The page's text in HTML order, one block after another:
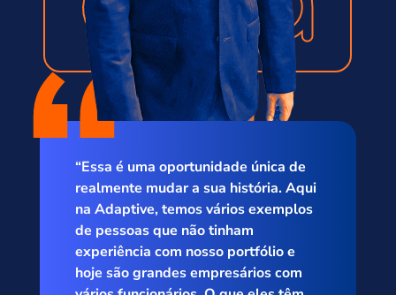
“Essa é uma oportunidade única de
realmente mudar a sua história. Aqui
na Adaptive, temos vários exemplos
de pessoas que não tinham
experiência com nosso portfólio e
hoje são grandes empresários com